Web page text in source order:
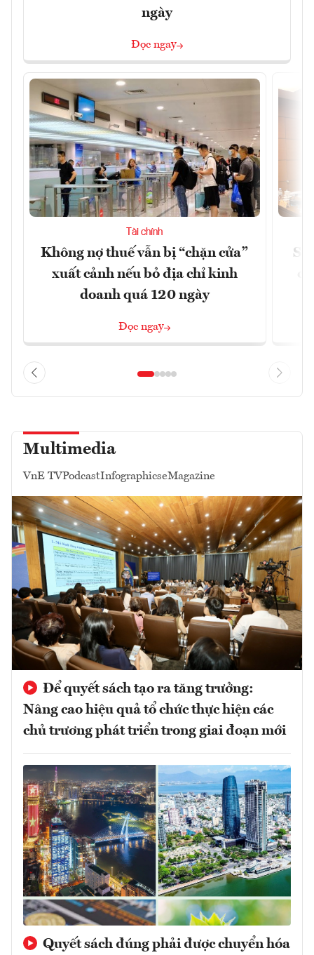
ngày
Đọc ngay
Tài chính
Không nợ thuế vẫn bị “chặn cửa”
xuất cảnh nếu bỏ địa chỉ kinh
doanh quá 120 ngày
Đọc ngay
Multimedia
VnE TVPodcastInfographicseMagazine
Để quyết sách tạo ra tăng trưởng:
Nâng cao hiệu quả tổ chức thực hiện các
chủ trương phát triển trong giai đoạn mới
Quyết sách đúng phải được chuyển hóa